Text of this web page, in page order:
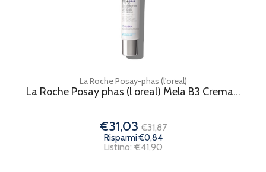
La Roche Posay-phas (l'oreal)
La Roche Posay phas (l oreal) Mela B3 Crema...
€31,03 €31,87
Risparmi €0,84
Listino: €41,90